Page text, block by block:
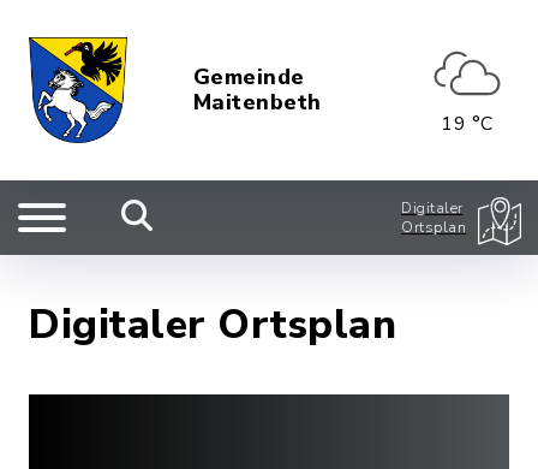
Gemeinde
Maitenbeth
19 °C
Digitaler
Ortsplan
Digitaler Ortsplan